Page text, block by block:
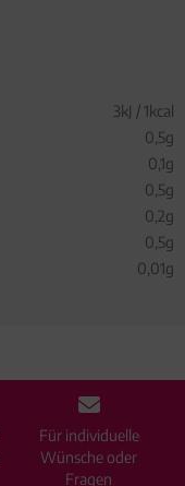
3kJ / 1kcal
0,5g
0,1g
0,5g
0,2g
0,5g
0,01g
Für individuelle
Wünsche oder
Fragen